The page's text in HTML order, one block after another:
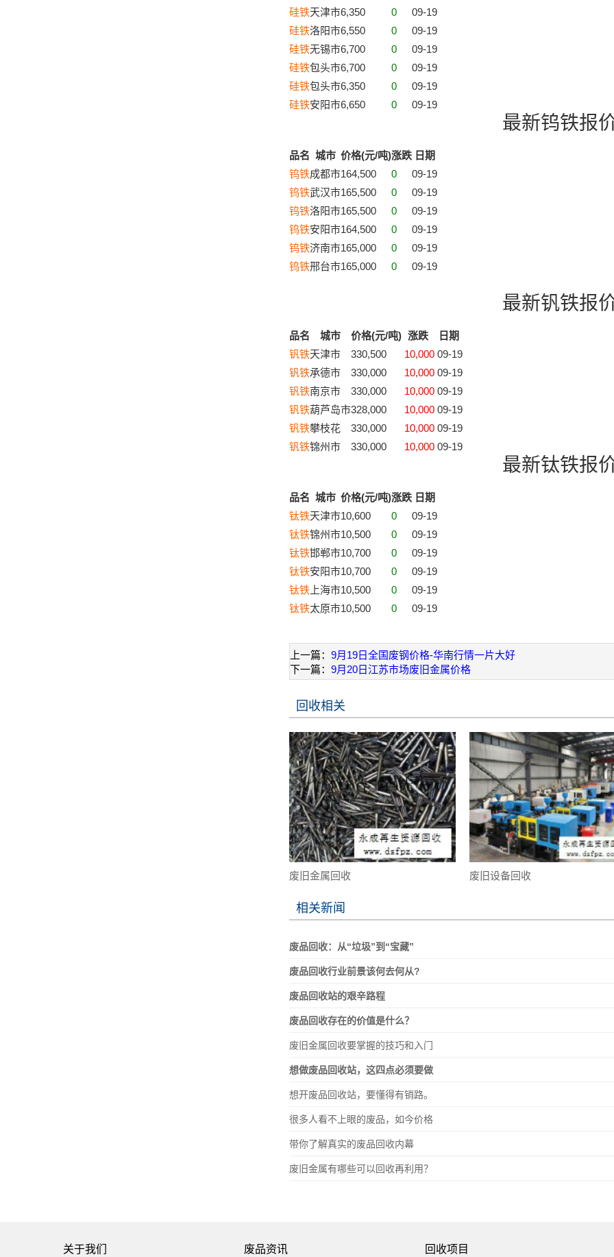
硅铁天津市6,350 0
09-19
硅铁洛阳市6,550 0
09-19
硅铁无锡市6,700 0
09-19
硅铁包头市6,700 0
09-19
硅铁包头市6,350 0
09-19
硅铁安阳市6,650 0 09-19
最新钨铁报
品名 城市 价格(元/吨)涨跌 日期
钨铁成都市164,500 0
09-19
钨铁武汉市165,500 0
09-19
钨铁洛阳市165,500 0
09-19
钨铁安阳市164,500 0
09-19
钨铁济南市165,000 0
09-19
钨铁邢台市165,000 0 09-19
最新钒铁报
品名 城市 价格(元/吨) 涨跌
日期
钒铁天津市 330,500 10,000 09-19
钒铁承德市 330,000 10,000 09-19
钒铁南京市 330,000 10,000 09-19
钒铁葫芦岛市328,000 10,000 09-19
钒铁攀枝花 330,000 10,000 09-19
钒铁锦州市 330,000 10,000 09-19
最新钛铁报
品名 城市 价格(元/吨)涨跌 日期
钛铁天津市10,600 0
09-19
钛铁锦州市10,500 0
09-19
钛铁邯郸市10,700 0
09-19
钛铁安阳市10,700 0
09-19
钛铁 上海市10,500 0
09-19
钛铁太原市10,500 0 09-19
上一篇： 9月19日全国废钢价格-华南行情一片大好
下一篇： 9月20日江苏市场废旧金属价格
回收相关
废旧金属回收 废旧设备回收
相关新闻
废品回收：从“垃圾”到“宝藏”
废品回收行业前景该何去何从?
废品回收站的艰辛路程
废品回收存在的价值是什么？
废旧金属回收要掌握的技巧和入门
想做废品回收站，这四点必须要做
想开废品回收站，要懂得有销路。
很多人看不上眼的废品，如今价格
带你了解真实的废品回收内幕
废旧金属有哪些可以回收再利用？
关于我们 废品资讯 回收项目